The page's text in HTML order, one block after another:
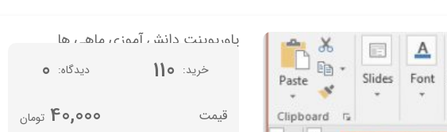
پاورپوینت دانش آموزی ماهی ها
خرید 110 دیدگاه 0
تومان40,000